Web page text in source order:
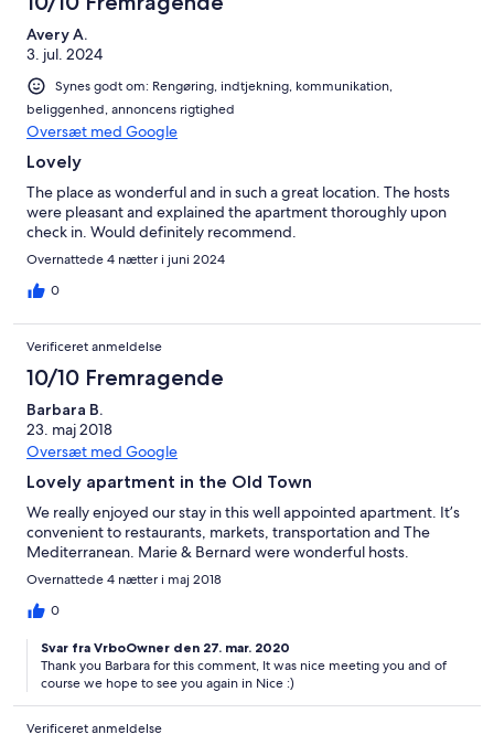
Avery A.
3. jul. 2024
Synes godt om: Rengøring, indtjekning, kommunikation,
beliggenhed, annoncens rigtighed
Oversæt med Google
Lovely
The place as wonderful and in such a great location. The hosts
were pleasant and explained the apartment thoroughly upon
check in. Would definitely recommend.
Overnattede 4 nætter i juni 2024
0
Verificeret anmeldelse
10/10 Fremragende
Barbara B.
23. maj 2018
Oversæt med Google
Lovely apartment in the Old Town
We really enjoyed our stay in this well appointed apartment. It’s
convenient to restaurants, markets, transportation and The
Mediterranean. Marie & Bernard were wonderful hosts.
Overnattede 4 nætter i maj 2018
0
Svar fra VrboOwner den 27. mar. 2020
Thank you Barbara for this comment, It was nice meeting you and of
course we hope to see you again in Nice :)
Verificeret anmeldelse